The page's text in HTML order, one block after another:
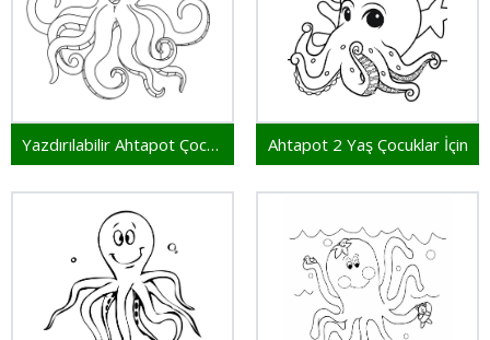
Yazdırılabilir Ahtapot Çocuklar İçin Ahtapot 2 Yaş Çocuklar İçin